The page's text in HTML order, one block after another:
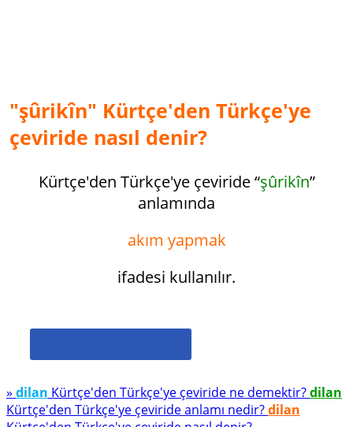
"şûrikîn" Kürtçe'den Türkçe'ye
çeviride nasıl denir?
Kürtçe'den Türkçe'ye çeviride “şûrikîn”
anlamında
akım yapmak
ifadesi kullanılır.
» dilan Kürtçe'den Türkçe'ye çeviride ne demektir?dilan
Kürtçe'den Türkçe'ye çeviride anlamı nedir?dilan